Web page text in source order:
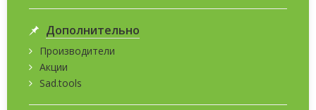
Дополнительно
Производители
Акции
Sad.tools